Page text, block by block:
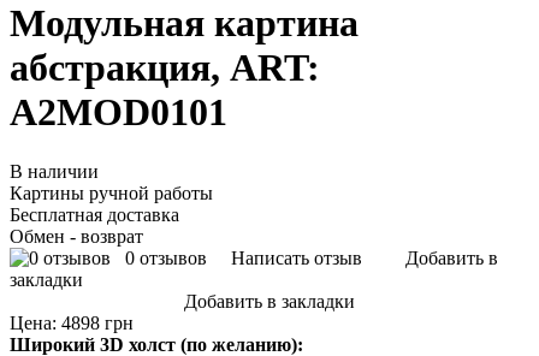
Модульная картина
абстракция, ART:
A2MOD0101
В наличии
Картины ручной работы
Бесплатная доставка
Обмен - возврат
0 отзывов
Написать отзыв
Добавить в
закладки
Добавить в закладки
Цена: 4898 грн
Широкий 3D холст (по желанию):